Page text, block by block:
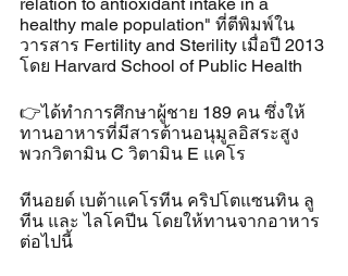
healthy male population" ที่ตีพิมพ์ใน
วารสาร Fertility and Sterility เมื่อปี 2013
โดย Harvard School of Public Health
👉ได้ทำการศึกษาผู้ชาย 189 คน ซึ่งให้
ทานอาหารที่มีสารต้านอนุมูลอิสระสูง
พวกวิตามิน C วิตามิน E แคโร
ทีนอยด์ เบต้าแคโรทีน คริปโตแซนทิน ลู
ทีน และ ไลโคปีน โดยให้ทานจากอาหาร
ต่อไปนี้